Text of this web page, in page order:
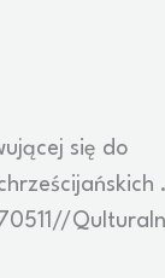
się do